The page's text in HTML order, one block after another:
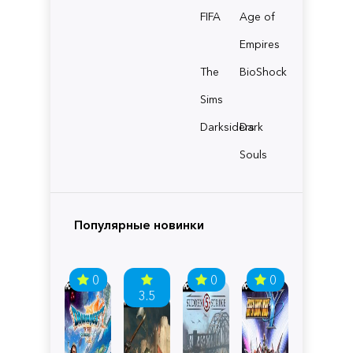
FIFA
Age of
Empires
The
Sims
BioShock
Darksiders
Dark
Souls
Популярные новинки
0
3.5
0 0